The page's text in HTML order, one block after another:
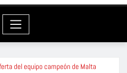
del equipo campeón de Malta